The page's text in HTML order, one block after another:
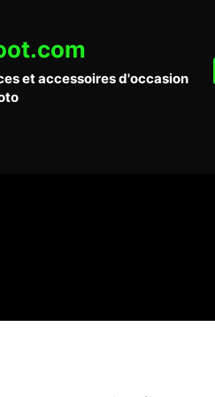
et accessoires d'occasion